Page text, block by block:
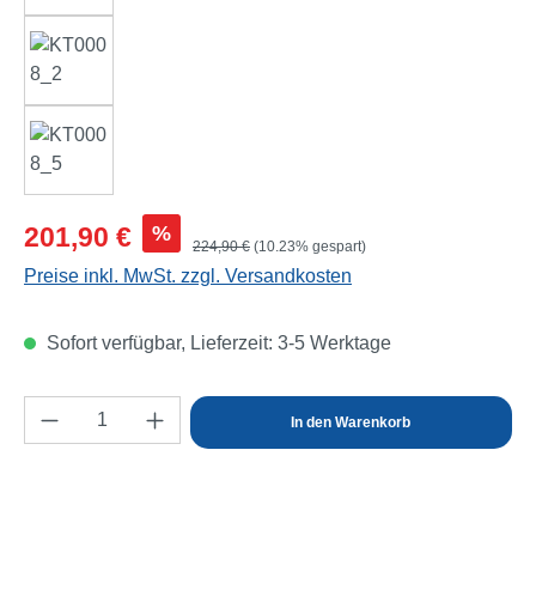
Verkaufspreis:
201,90 € % Regulärer Preis:
224,90 € (10.23% gespart)
Preise inkl. MwSt. zzgl. Versandkosten
Sofort verfügbar, Lieferzeit: 3-5 Werktage
Produkt Anzahl: Gib den gewünschten
In den Warenkorb